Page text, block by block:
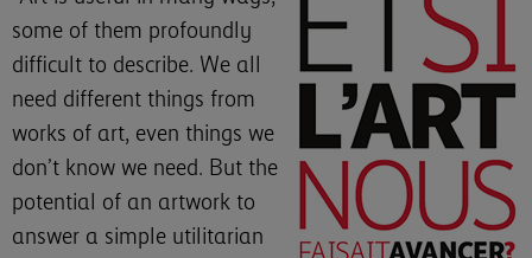
some of them profoundly
difficult to describe. We all
need different things from
works of art, even things we
don’t know we need. But the
potential of an artwork to
answer a simple utilitarian